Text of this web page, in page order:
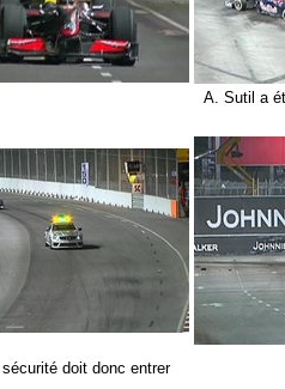
A. Sutil a
doit donc entrer